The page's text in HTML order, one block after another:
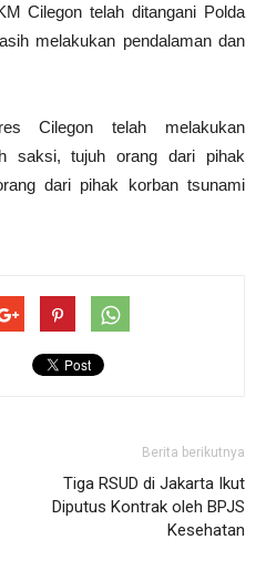
Cilegon telah ditangani Polda
melakukan pendalaman dan
Cilegon telah melakukan
saksi, tujuh orang dari pihak
dari pihak korban tsunami
Berita berikutnya
Tiga RSUD di Jakarta Ikut
Diputus Kontrak oleh BPJS
Kesehatan